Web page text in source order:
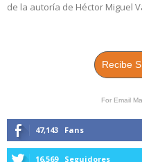
de la autoría de Héctor Miguel
Recibe
For Email
47,143 Fans
16,569 Seguidores